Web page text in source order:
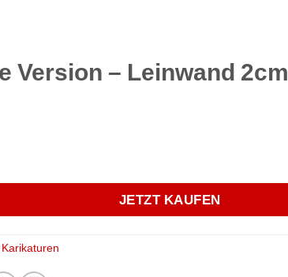
Version – Leinwand 2cm
- Leinwand 2cm Menge
JETZT KAUFEN